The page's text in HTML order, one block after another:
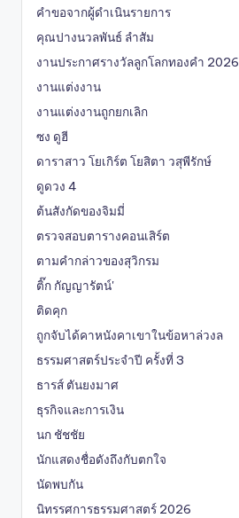
คำขอจากผู้ดำเนินรายการ
คุณปางนวลพันธ์ ลำสัม
งานประกาศรางวัลลูกโลกทองคำ 2026
งานแต่งงาน
งานแต่งงานถูกยกเลิก
ซง ดูฮี
ดาราสาว โยเกิร์ต โยสิตา วสุพีรักษ์
ดูดวง 4
ต้นสังกัดของจิมมี่
ตรวจสอบตารางคอนเสิร์ต
ตามคำกล่าวของสุวิกรม
ติ๊ก กัญญารัตน์'
ติดคุก
ถูกจับได้คาหนังคาเขาในข้อหาล่วงล
ธรรมศาสตร์ประจำปี ครั้งที่ 3
ธารส์ ตันยงมาศ
ธุรกิจและการเงิน
นก ชัชชัย
นักแสดงชื่อดังถึงกับตกใจ
นัดพบกัน
นิทรรศการธรรมศาสตร์ 2026